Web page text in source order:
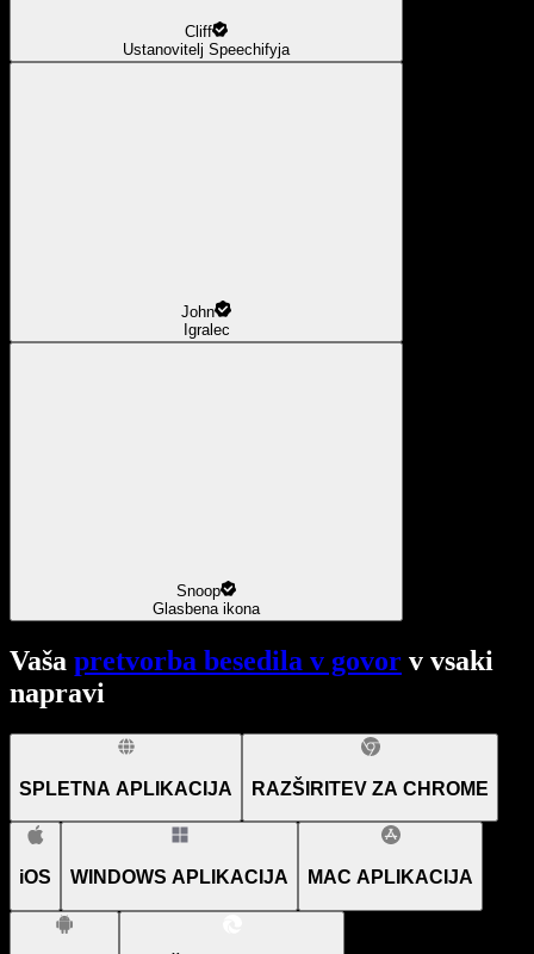
Cliff
Ustanovitelj Speechifyja
John
Igralec
Snoop
Glasbena ikona
Vaša pretvorba besedila v govor v vsaki
napravi
SPLETNA APLIKACIJA RAZŠIRITEV ZA CHROME
iOS WINDOWS APLIKACIJA MAC APLIKACIJA